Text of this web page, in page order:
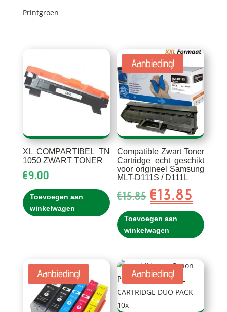
Printgroen
XL COMPARTIBEL TN
1050 ZWART TONER
€9.00
Toevoegen aan
winkelwagen
Aanbieding!
Compatible Zwart Toner
Cartridge echt geschikt
voor origineel Samsung
MLT-D111S / D111L
€15.85 Oorspronkelijke
prijs
was:
€15.85.
€13.85
prijs
is:
€13.85.
Toevoegen aan
winkelwagen
Aanbieding! Aanbieding!